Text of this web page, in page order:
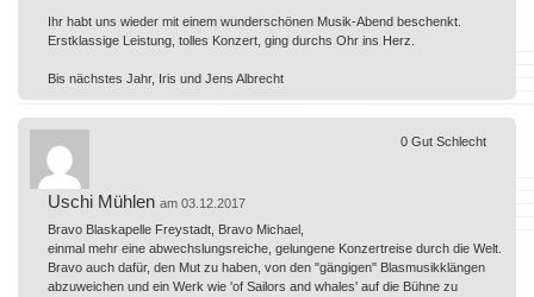
Ihr habt uns wieder mit einem wunderschönen Musik-Abend beschenkt.
Erstklassige Leistung, tolles Konzert, ging durchs Ohr ins Herz.
Bis nächstes Jahr, Iris und Jens Albrecht
Uschi Mühlen am 03.12.2017
Bravo Blaskapelle Freystadt, Bravo Michael,
einmal mehr eine abwechslungsreiche, gelungene Konzertreise durch die Welt.
Bravo auch dafür, den Mut zu haben, von den "gängigen" Blasmusikklängen
abzuweichen und ein Werk wie 'of Sailors and whales' auf die Bühne zu
0 Gut Schlecht